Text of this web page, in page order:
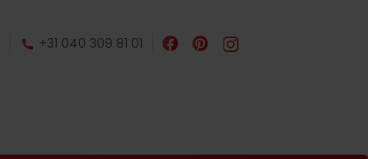
+31 040 309 81 01